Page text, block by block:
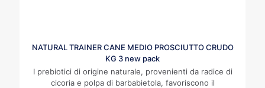
NATURAL TRAINER CANE MEDIO PROSCIUTTO CRUDO
KG 3 new pack
I prebiotici di origine naturale, provenienti da radice di
cicoria e polpa di barbabietola, favoriscono il